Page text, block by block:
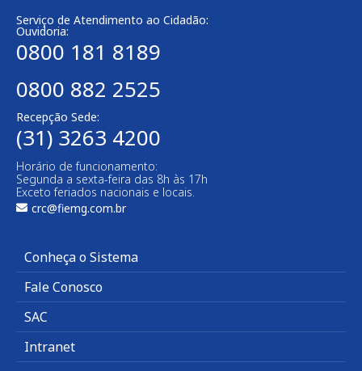
Serviço de Atendimento ao Cidadão:
Ouvidoria:
0800 181 8189
0800 882 2525
Recepção Sede:
(31) 3263 4200
Horário de funcionamento:
Segunda a sexta-feira das 8h às 17h
Exceto feriados nacionais e locais.
crc@fiemg.com.br
Conheça o Sistema
Fale Conosco
SAC
Intranet